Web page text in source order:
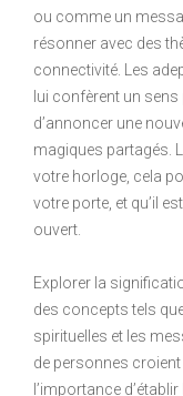
ou comme un
résonner avec des
connectivité. Les
lui confèrent un
d’annoncer une
magiques partagés.
votre horloge, cela
votre porte, et qu’il
ouvert.
Explorer la
des concepts tels
spirituelles et les
de personnes croient
l’importance